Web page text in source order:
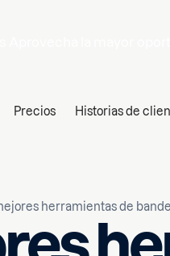
Precios Historias de
herramientas de